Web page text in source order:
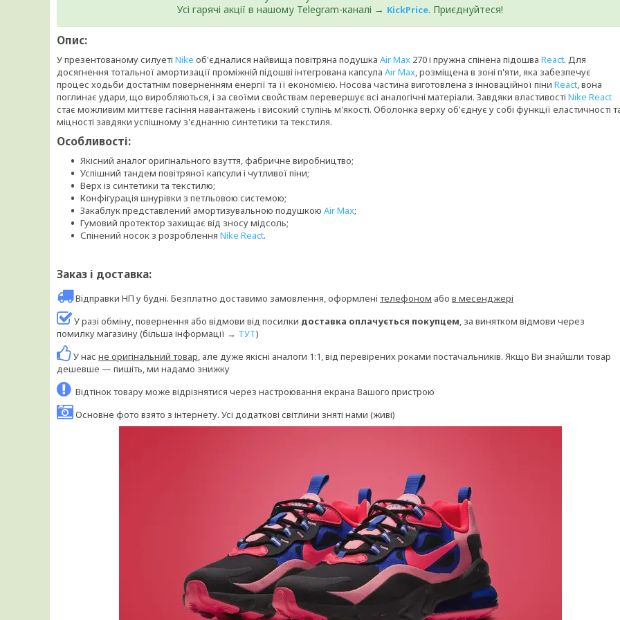
Усі гарячі акції в нашому Telegram-каналі → KickPrice. Приєднуйтеся!
Опис:
У презентованому силуеті Nike об'єдналися найвища повітряна подушка Air Max 270 і пружна спінена підошва React. Для
досягнення тотальної амортизації проміжній підошві інтегрована капсула Air Max, розміщена в зоні п'яти, яка забезпечує
процес ходьби достатнім поверненням енергії та її економією. Носова частина виготовлена з інноваційної піни React, вона
поглинає удари, що виробляються, і за своїми свойствам перевершує всі аналогічні матеріали. Завдяки властивості Nike React
стає можливим миттєве гасіння навантажень і високий ступінь м'якості. Оболонка верху об'єднує у собі функції еластичності
міцності завдяки успішному з'єднанню синтетики та текстиля.
Особливості:
Якісний аналог оригінального взуття, фабричне виробництво;
Успішний тандем повітряної капсули і чутливої піни;
Верх із синтетики та текстилю;
Конфігурація шнурівки з петльовою системою;
Закаблук представлений амортизувальною подушкою Air Max;
Гумовий протектор захищає від зносу мідсоль;
Спінений носок з розроблення Nike React.
Заказ і доставка:
Відправки НП у будні. Безплатно доставимо замовлення, оформлені телефоном або в месенджері
У разі обміну, повернення або відмови від посилки доставка оплачується покупцем, за винятком відмови через
помилку магазину (більша інформації → ТУТ)
У нас не оригінальний товар, але дуже якісні аналоги 1:1, від перевірених роками постачальників. Якщо Ви знайшли товар
дешевше — пишіть, ми надамо знижку
Відтінок товару може відрізнятися через настроювання екрана Вашого пристрою
Основне фото взято з інтернету. Усі додаткові світлини зняті нами (живі)